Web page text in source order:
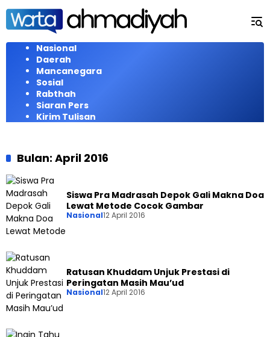
Langsung
konten
Nasional
Daerah
Mancanegara
Sosial
Rabthah
Siaran Pers
Kirim Tulisan
Bulan: April 2016
Siswa Pra Madrasah Depok Gali Makna Doa
Lewat Metode Cocok Gambar
Nasional12 April 2016
Ratusan Khuddam Unjuk Prestasi di
Peringatan Masih Mau’ud
Nasional12 April 2016